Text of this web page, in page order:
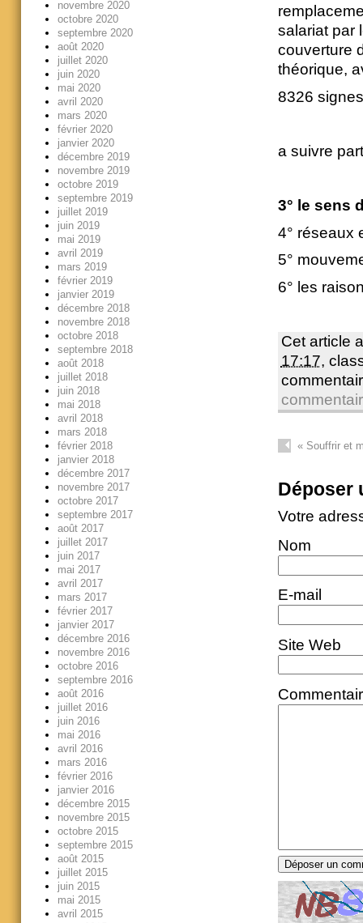
salariat par
couverture
théorique,
8326 signes
a suivre
3° le sens
4° réseaux
5°
6° les
Cet article
17:17,
«Souffrir et
Déposer
Votre
Nom
E-mail
Site Web
novembre 2020
octobre 2020
septembre 2020
août 2020
juillet 2020
juin 2020
mai 2020
avril 2020
mars 2020
février 2020
janvier 2020
décembre 2019
novembre 2019
octobre 2019
septembre 2019
juillet 2019
juin 2019
mai 2019
avril 2019
mars 2019
février 2019
janvier 2019
décembre 2018
novembre 2018
octobre 2018
septembre 2018
août 2018
juillet 2018
juin 2018
mai 2018
avril 2018
mars 2018
février 2018
janvier 2018
décembre 2017
novembre 2017
octobre 2017
septembre 2017
août 2017
juillet 2017
juin 2017
mai 2017
avril 2017
mars 2017
février 2017
janvier 2017
décembre 2016
novembre 2016
octobre 2016
septembre 2016
août 2016
juillet 2016
juin 2016
mai 2016
avril 2016
mars 2016
février 2016
janvier 2016
décembre 2015
novembre 2015
octobre 2015
septembre 2015
août 2015
juillet 2015
juin 2015
mai 2015
avril 2015